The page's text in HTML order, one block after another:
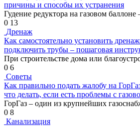
причины и способы их устранения
Гудение редуктора на газовом баллоне
0 13
Дренаж
Как самостоятельно установить
подключить трубы – пошаговая
При строительстве дома или
0 6
Советы
Как правильно подать жалобу на
что делать, если есть проблемы с
ГорГаз – один из крупнейших
0 8
Канализация